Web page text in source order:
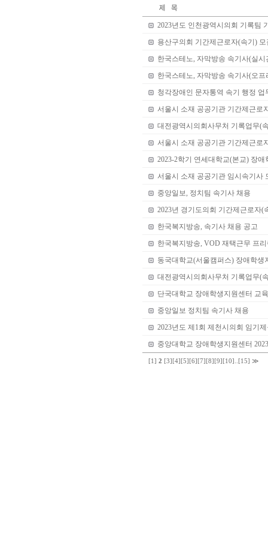
2023년도 인천광역시의회 기록팀
용산구의회 기간제근로자(속기) 모
한국스테노, 자막방송 속기사(실
한국스테노, 자막방송 속기사(오
청각장애인 문자통역 속기 행정 업
서울시 소재 공공기관 기간제근로
대전광역시의회사무처 기록업무(
서울시 소재 공공기관 기간제근로
2023-2학기 연세대학교(본교) 장
서울시 소재 공공기관 임시속기사
중앙일보, 정치팀 속기사 채용
2023년 경기도의회 기간제근로자(
한국복지방송, 속기사 채용 공고
한국복지방송, VOD 재택근무 프
동국대학교(서울캠퍼스) 장애학
대전광역시의회사무처 기록업무(
단국대학교 장애학생지원센터 교
중앙일보 정치팀 속기사 채용
2023년도 제1회 제천시의회 임기
중앙대학교 장애학생지원센터
[1] 2 [3] [4] [5] [6] [7] [8] [9] [10] [15] ≫